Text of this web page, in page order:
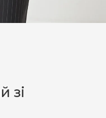
зі